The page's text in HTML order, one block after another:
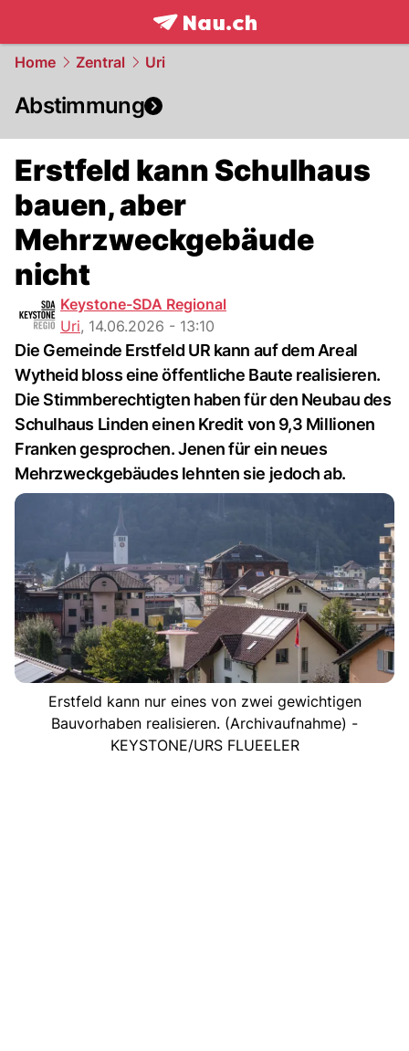
frontpage.NAU.ch
Home Zentral Uri
Abstimmung
Erstfeld kann Schulhaus
bauen, aber
Mehrzweckgebäude
nicht
Keystone-SDA Regional
Uri, 14.06.2026 - 13:10
Die Gemeinde Erstfeld UR kann auf dem Areal
Wytheid bloss eine öffentliche Baute realisieren.
Die Stimmberechtigten haben für den Neubau des
Schulhaus Linden einen Kredit von 9,3 Millionen
Franken gesprochen. Jenen für ein neues
Mehrzweckgebäudes lehnten sie jedoch ab.
Erstfeld kann nur eines von zwei gewichtigen
Bauvorhaben realisieren. (Archivaufnahme) -
KEYSTONE/URS FLUEELER